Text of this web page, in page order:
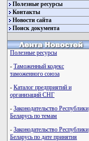
Полезные ресурсы
Контакты
Новости сайта
Поиск документа
Полезные ресурсы
- Таможенный кодекс
таможенного союза
- Каталог предприятий и
организаций СНГ
- Законодательство Республики
Беларусь по темам
- Законодательство Республики
Беларусь по дате принятия